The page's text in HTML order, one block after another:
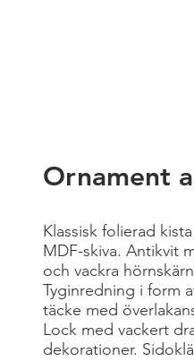
Ornament
Klassisk folierad
MDF-skiva. Antikvit
och vackra
Tyginredning i form
täcke med
Lock med vackert
dekorationer.